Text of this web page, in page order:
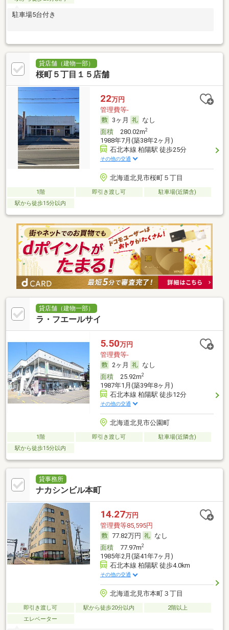
駐車場5台付き
貸店舗（建物一部）
桜町５丁目１５店舗
22万円
管理費等-
3ヶ月
なし
面積280.02m2
1988年7月(築38年2ヶ月)
石北本線 柏陽駅 徒歩25分
その他の交通
北海道北見市桜町５丁目
1階 即引き渡し可
駐車場(近隣含)
駅から徒歩15分以内
貸店舗（建物一部）
ラ・フエールサイ
5.50万円
管理費等-
2ヶ月
なし
面積25.92m2
1987年1月(築39年8ヶ月)
石北本線 柏陽駅 徒歩12分
その他の交通
北海道北見市公園町
1階 即引き渡し可
駐車場(近隣含)
駅から徒歩15分以内
貸事務所
ナカシンビル本町
14.27万円
管理費等85,595円
77.82万円
なし
面積77.97m2
1985年2月(築41年7ヶ月)
石北本線 柏陽駅 徒歩4.0km
その他の交通
北海道北見市本町３丁目
即引き渡し可 駅から徒歩20分以内
2階以上
エレベーター